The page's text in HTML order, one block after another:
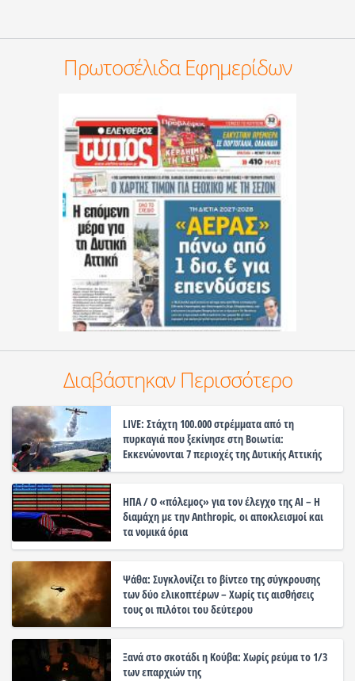
Πρωτοσέλιδα Εφημερίδων
Διαβάστηκαν Περισσότερο
LIVE: Στάχτη 100.000 στρέμματα από τη
πυρκαγιά που ξεκίνησε στη Βοιωτία:
Εκκενώνονται 7 περιοχές της Δυτικής Αττικής
ΗΠΑ / Ο «πόλεμος» για τον έλεγχο της ΑΙ – Η
διαμάχη με την Anthropic, οι αποκλεισμοί και
τα νομικά όρια
Ψάθα: Συγκλονίζει το βίντεο της σύγκρουσης
των δύο ελικοπτέρων – Χωρίς τις αισθήσεις
τους οι πιλότοι του δεύτερου
Ξανά στο σκοτάδι η Κούβα: Χωρίς ρεύμα το 1/3
των επαρχιών της